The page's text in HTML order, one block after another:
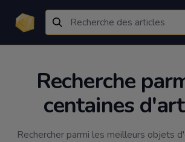
Recherche
centaines
Rechercher parmi les meilleurs objets